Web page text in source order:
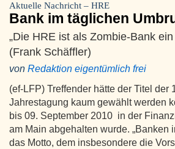
Aktuelle Nachricht – HRE
Bank im täglichen
„Die HRE ist als Zombie-Bank
(Frank Schäffler)
von Redaktion eigentümlich frei
(ef-LFP) Treffender hätte der Titel der
Jahrestagung kaum gewählt werden
bis 09. September 2010 in der
am Main abgehalten wurde. „Banken
das Motto, dem insbesondere die